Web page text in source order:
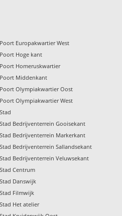
Europakwartier West
Hoge kant
Homeruskwartier
Middenkant
Olympiakwartier Oost
Olympiakwartier West
Bedrijventerrein Gooisekant
Bedrijventerrein Markerkant
Bedrijventerrein Sallandsekant
Bedrijventerrein Veluwsekant
Centrum
Danswijk
Filmwijk
Het atelier